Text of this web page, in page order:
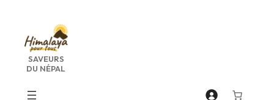
contenu
SAVEURS
DU NÉPAL